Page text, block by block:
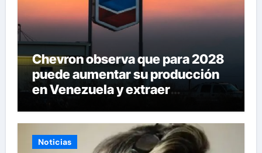
Chevron observa que para 2028
puede aumentar su producción
en Venezuela y extraer
diarios
Noticias